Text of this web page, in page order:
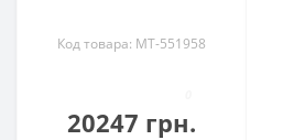
Код товара: MT-551958
20247 грн.